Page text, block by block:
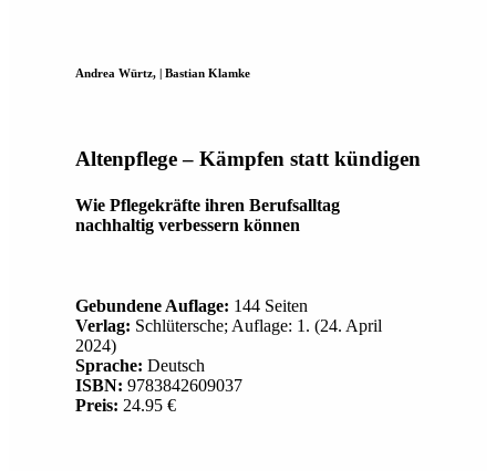
Andrea Würtz, | Bastian Klamke
Altenpflege – Kämpfen statt kündigen
Wie Pflegekräfte ihren Berufsalltag
nachhaltig verbessern können
Gebundene Auflage: 144 Seiten
Verlag: Schlütersche; Auflage: 1. (24. April
2024)
Sprache: Deutsch
ISBN: 9783842609037
Preis: 24.95 €